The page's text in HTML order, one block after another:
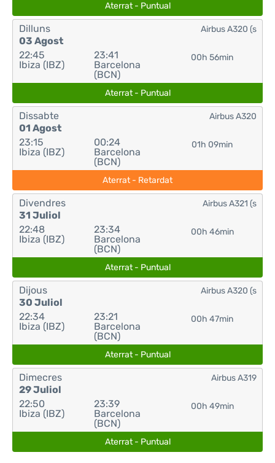
Aterrat - Puntual
Dilluns
03 Agost
22:45
Ibiza (IBZ)
23:41
Barcelona
(BCN)
00h 56min
Airbus A320 (s
Aterrat - Puntual
Dissabte
01 Agost
23:15
Ibiza (IBZ)
00:24
Barcelona
(BCN)
01h 09min
Airbus A320
Aterrat - Retardat
Divendres
31 Juliol
22:48
Ibiza (IBZ)
23:34
Barcelona
(BCN)
00h 46min
Airbus A321 (s
Aterrat - Puntual
Dijous
30 Juliol
22:34
Ibiza (IBZ)
23:21
Barcelona
(BCN)
00h 47min
Airbus A320 (s
Aterrat - Puntual
Dimecres
29 Juliol
22:50
Ibiza (IBZ)
23:39
Barcelona
(BCN)
00h 49min
Airbus A319
Aterrat - Puntual